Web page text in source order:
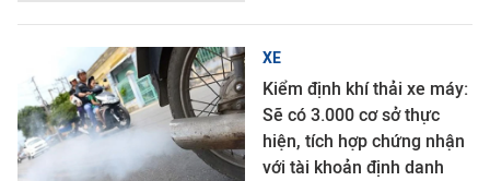
XE
Kiểm định khí thải xe máy:
Sẽ có 3.000 cơ sở thực
hiện, tích hợp chứng nhận
với tài khoản định danh